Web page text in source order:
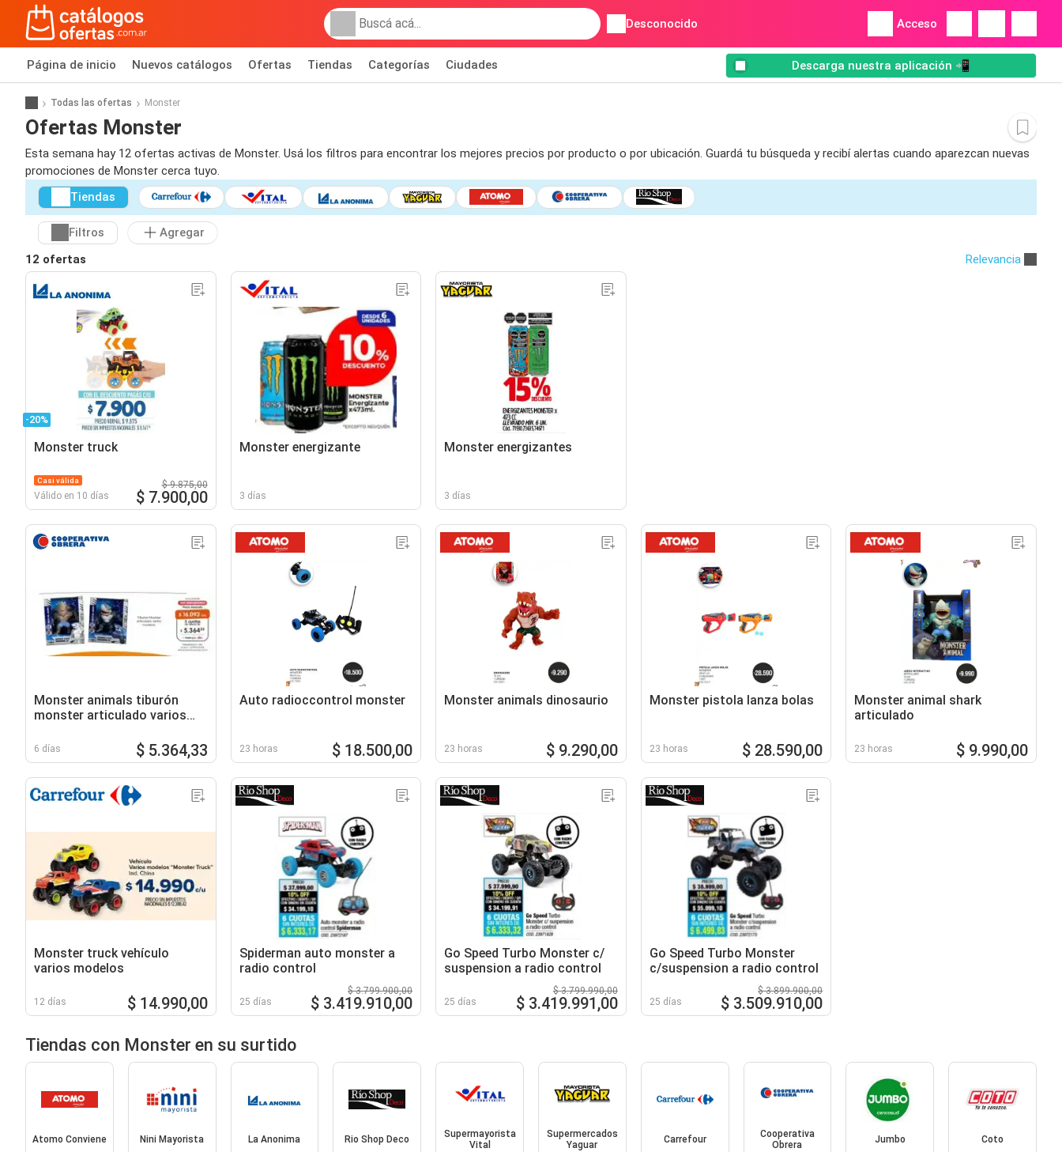
Desconocido Acceso
Página de inicio Nuevos catálogos Ofertas Tiendas Categorías Ciudades Descarga nuestra aplicación 📲
Todas las ofertas Monster
Ofertas Monster
Esta semana hay 12 ofertas activas de Monster. Usá los filtros para encontrar los mejores precios por producto o por ubicación. Guardá tu búsqueda y recibí alertas cuando aparezcan nuevas
promociones de Monster cerca tuyo.
Tiendas
Filtros
Agregar
12 ofertas
Relevancia
-20%
Monster truck
Casi válida
Válido en 10 días
$ 9.875,00
$ 7.900,00
Monster energizante
3 días
Monster energizantes
3 días
Monster animals tiburón
monster articulado varios
6 días $ 5.364,33
Auto radioccontrol monster
23 horas $ 18.500,00
Monster animals dinosaurio
23 horas $ 9.290,00
Monster pistola lanza bolas
23 horas $ 28.590,00
Monster animal shark
articulado
23 horas $ 9.990,00
Monster truck vehículo
varios modelos
12 días $ 14.990,00
Spiderman auto monster a
radio control
25 días
$ 3.799.900,00
$ 3.419.910,00
Go Speed Turbo Monster c/
suspension a radio control
25 días
$ 3.799.990,00
$ 3.419.991,00
Go Speed Turbo Monster
c/suspension a radio control
25 días
$ 3.899.900,00
$ 3.509.910,00
Tiendas con Monster en su surtido
Atomo Conviene Nini Mayorista La Anonima Rio Shop Deco
Supermayorista
Vital
Supermercados
Yaguar
Carrefour
Cooperativa
Obrera
Jumbo Coto